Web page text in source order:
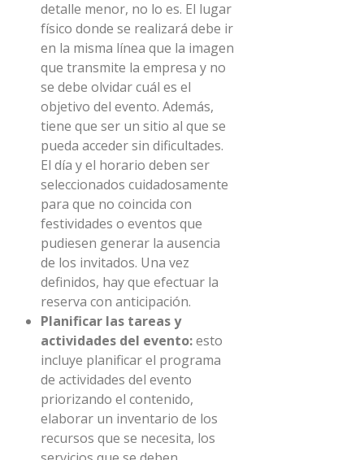
detalle menor, no lo es. El lugar
físico donde se realizará debe ir
en la misma línea que la imagen
que transmite la empresa y no
se debe olvidar cuál es el
objetivo del evento. Además,
tiene que ser un sitio al que se
pueda acceder sin dificultades.
El día y el horario deben ser
seleccionados cuidadosamente
para que no coincida con
festividades o eventos que
pudiesen generar la ausencia
de los invitados. Una vez
definidos, hay que efectuar la
reserva con anticipación.
Planificar las tareas y
actividades del evento:esto
incluye planificar el programa
de actividades del evento
priorizando el contenido,
elaborar un inventario de los
recursos que se necesita, los